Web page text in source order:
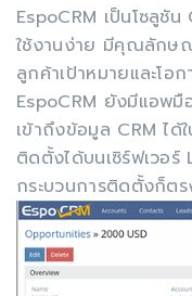
EspoCRM เป็นโซลูชั
ใช้งานง่าย มีคุณลักษ
ลูกค้าเป้าหมายและโอ
EspoCRM ยังมีแอพ
เข้าถึงข้อมูล CRM ได้
ติดตั้งได้บนเซิร์ฟเวอ
กระบวนการติดตั้งก็ตร